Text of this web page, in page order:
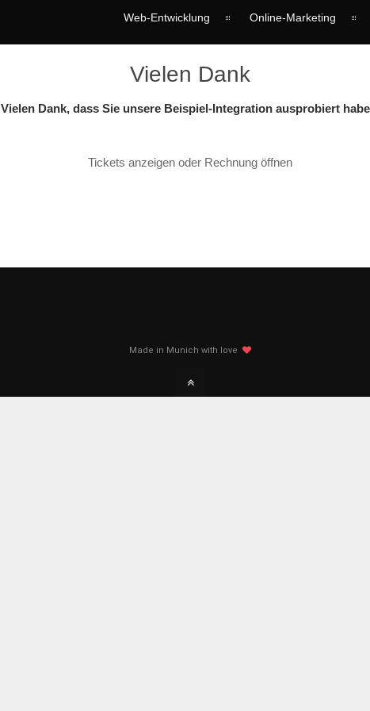
Web-Entwicklung Online-Marketing
Vielen Dank
Vielen Dank, dass Sie unsere Beispiel-Integration ausprobiert
Tickets anzeigen oder Rechnung öffnen
Made in Munich with love